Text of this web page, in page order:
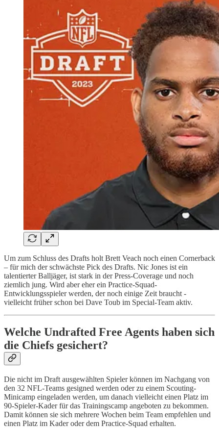
Um zum Schluss des Drafts holt Brett Veach noch einen Cornerback
– für mich der schwächste Pick des Drafts. Nic Jones ist ein
talentierter Balljäger, ist stark in der Press-Coverage und noch
ziemlich jung. Wird aber eher ein Practice-Squad-
Entwicklungsspieler werden, der noch einige Zeit braucht -
vielleicht früher schon bei Dave Toub im Special-Team aktiv.
Welche Undrafted Free Agents haben sich
die Chiefs gesichert?
Die nicht im Draft ausgewählten Spieler können im Nachgang von
den 32 NFL-Teams gesigned werden oder zu einem Scouting-
Minicamp eingeladen werden, um danach vielleicht einen Platz im
90-Spieler-Kader für das Trainingscamp angeboten zu bekommen.
Damit können sie sich mehrere Wochen beim Team empfehlen und
einen Platz im Kader oder dem Practice-Squad erhalten.